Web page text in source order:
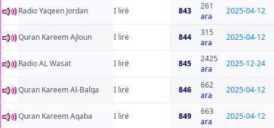
Radio Yaqeen Jordan I lirë 843
261
ara
2025-04-12
Quran Kareem Ajloun I lirë 844
315
ara
2025-04-12
Radio AL Wasat I lirë 845
2425
ara
2025-12-24
Quran Kareem Al-Balqa I lirë 846
662
ara
2025-04-12
Quran Kareem Aqaba I lirë 849
663
ara
2025-04-12